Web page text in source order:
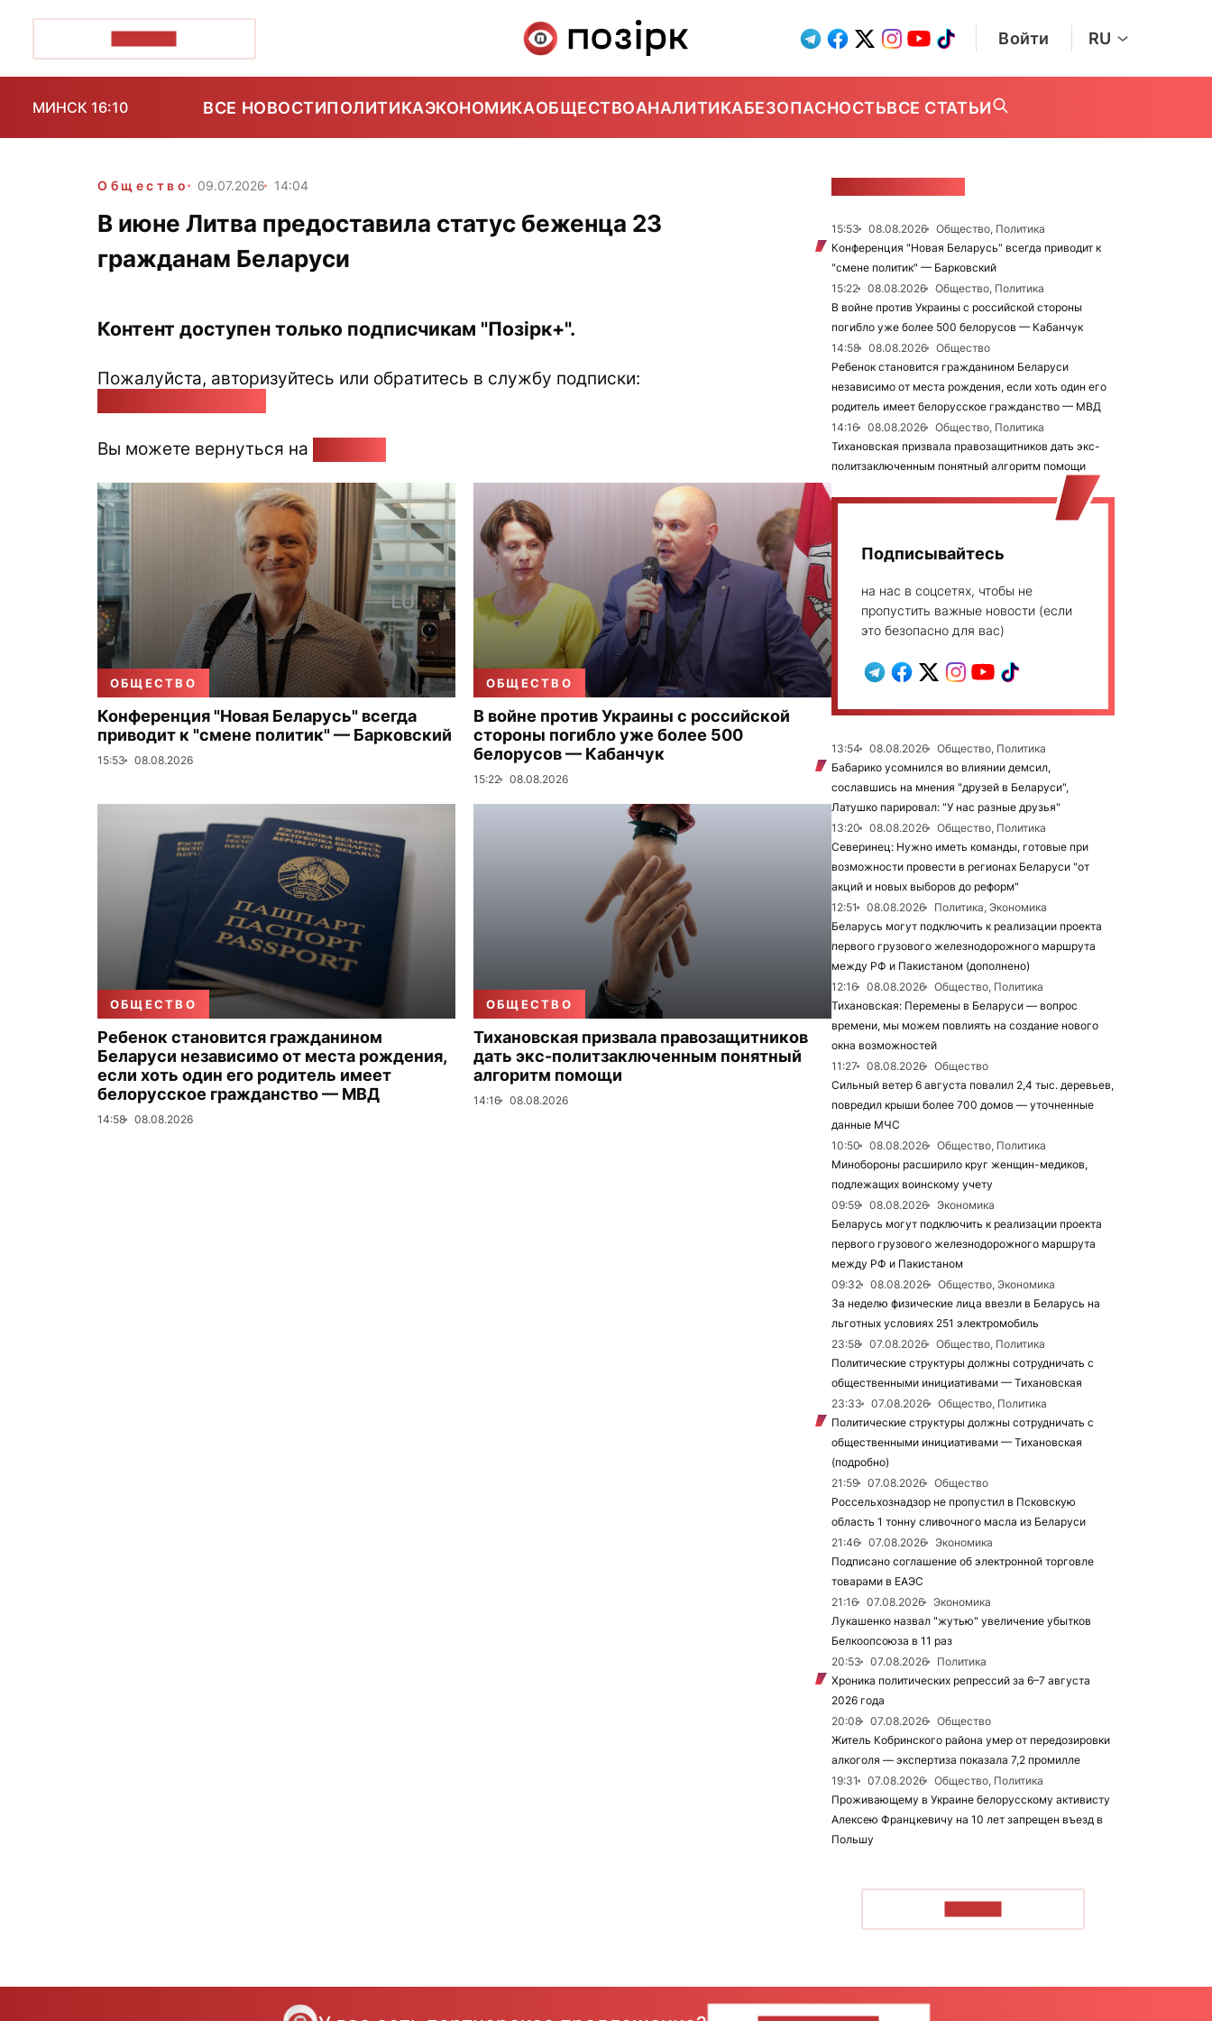
Войти RU
МИНСК 16:10 ВСЕ НОВОСТИПОЛИТИКАЭКОНОМИКАОБЩЕСТВОАНАЛИТИКАБЕЗОПАСНОСТЬВСЕ СТАТЬИ
Общество 09.07.2026 14:04
В июне Литва предоставила статус беженца 23
гражданам Беларуси
Контент доступен только подписчикам "Позірк+".
Пожалуйста, авторизуйтесь или обратитесь в службу подписки:
Вы можете вернуться на
ОБЩЕСТВО
Конференция "Новая Беларусь" всегда
приводит к "смене политик" — Барковский
15:53 08.08.2026
ОБЩЕСТВО
В войне против Украины с российской
стороны погибло уже более 500
белорусов — Кабанчук
15:22 08.08.2026
ОБЩЕСТВО
Ребенок становится гражданином
Беларуси независимо от места рождения,
если хоть один его родитель имеет
белорусское гражданство — МВД
14:58 08.08.2026
ОБЩЕСТВО
Тихановская призвала правозащитников
дать экс-политзаключенным понятный
алгоритм помощи
14:16 08.08.2026
15:53 08.08.2026
Общество, Политика
Конференция "Новая Беларусь" всегда приводит к
"смене политик" — Барковский
15:22
08.08.2026
Общество, Политика
В войне против Украины с российской стороны
погибло уже более 500 белорусов — Кабанчук
14:58
08.08.2026
Общество
Ребенок становится гражданином Беларуси
независимо от места рождения, если хоть один его
родитель имеет белорусское гражданство — МВД
14:16
08.08.2026
Общество, Политика
Тихановская призвала правозащитников дать экс-
политзаключенным понятный алгоритм помощи
Подписывайтесь
на нас в соцсетях, чтобы не
пропустить важные новости (если
это безопасно для вас)
13:54 08.08.2026
Общество, Политика
Бабарико усомнился во влиянии демсил,
сославшись на мнения "друзей в Беларуси",
Латушко парировал: "У нас разные друзья"
13:20
08.08.2026
Общество, Политика
Северинец: Нужно иметь команды, готовые при
возможности провести в регионах Беларуси "от
акций и новых выборов до реформ"
12:51
08.08.2026
Политика, Экономика
Беларусь могут подключить к реализации проекта
первого грузового железнодорожного маршрута
между РФ и Пакистаном (дополнено)
12:16
08.08.2026
Общество, Политика
Тихановская: Перемены в Беларуси — вопрос
времени, мы можем повлиять на создание нового
окна возможностей
11:27
08.08.2026
Общество
Сильный ветер 6 августа повалил 2,4 тыс. деревьев,
повредил крыши более 700 домов — уточненные
данные МЧС
10:50
08.08.2026
Общество, Политика
Минобороны расширило круг женщин-медиков,
подлежащих воинскому учету
09:59
08.08.2026
Экономика
Беларусь могут подключить к реализации проекта
первого грузового железнодорожного маршрута
между РФ и Пакистаном
09:32
08.08.2026
Общество, Экономика
За неделю физические лица ввезли в Беларусь на
льготных условиях 251 электромобиль
23:58
07.08.2026
Общество, Политика
Политические структуры должны сотрудничать с
общественными инициативами — Тихановская
23:33
07.08.2026
Общество, Политика
Политические структуры должны сотрудничать с
общественными инициативами — Тихановская
(подробно)
21:59
07.08.2026
Общество
Россельхознадзор не пропустил в Псковскую
область 1 тонну сливочного масла из Беларуси
21:46
07.08.2026
Экономика
Подписано соглашение об электронной торговле
товарами в ЕАЭС
21:16
07.08.2026
Экономика
Лукашенко назвал "жутью" увеличение убытков
Белкоопсоюза в 11 раз
20:53
07.08.2026
Политика
Хроника политических репрессий за 6–7 августа
2026 года
20:08
07.08.2026
Общество
Житель Кобринского района умер от передозировки
алкоголя — экспертиза показала 7,2 промилле
19:31
07.08.2026
Общество, Политика
Проживающему в Украине белорусскому активисту
Алексею Францкевичу на 10 лет запрещен въезд в
Польшу